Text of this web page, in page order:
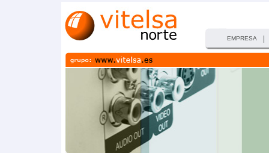
EMPRESA